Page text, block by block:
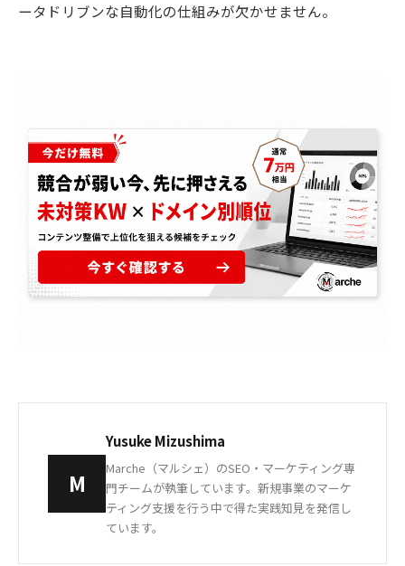
ータドリブンな自動化の仕組みが欠かせません。
M
Yusuke Mizushima
Marche（マルシェ）のSEO・マーケティング専
門チームが執筆しています。新規事業のマーケ
ティング支援を行う中で得た実践知見を発信し
ています。